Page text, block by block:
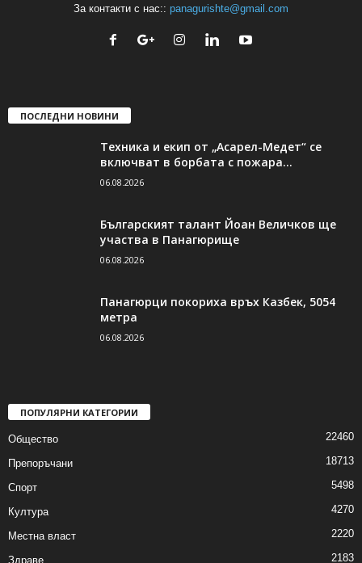
За контакти с нас:: panagurishte@gmail.com
ПОСЛЕДНИ НОВИНИ
Техника и екип от „Асарел-Медет“ се
включват в борбата с пожара...
06.08.2026
Българският талант Йоан Величков ще
участва в Панагюрище
06.08.2026
Панагюрци покориха връх Казбек, 5054
метра
06.08.2026
ПОПУЛЯРНИ КАТЕГОРИИ
Общество 22460
Препоръчани 18713
Спорт 5498
Култура 4270
Местна власт 2220
Здраве 2183